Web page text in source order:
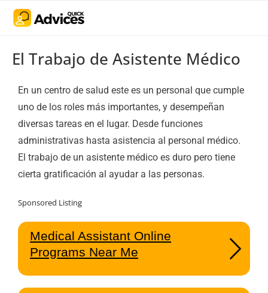
El Trabajo de Asistente Médico
En un centro de salud este es un personal que cumple
uno de los roles más importantes, y desempeñan
diversas tareas en el lugar. Desde funciones
administrativas hasta asistencia al personal médico.
El trabajo de un asistente médico es duro pero tiene
cierta gratificación al ayudar a las personas.
Sponsored Listing
Medical Assistant Online
Programs Near Me